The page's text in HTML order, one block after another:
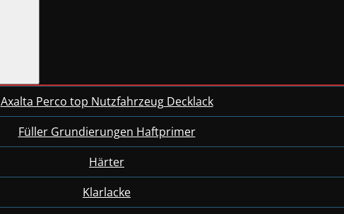
Axalta Perco top Nutzfahrzeug Decklack
Füller Grundierungen Haftprimer
Härter
Klarlacke